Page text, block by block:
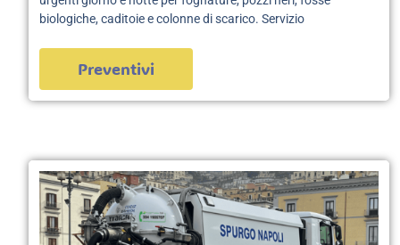
biologiche, caditoie e colonne di scarico. Servizio
Preventivi